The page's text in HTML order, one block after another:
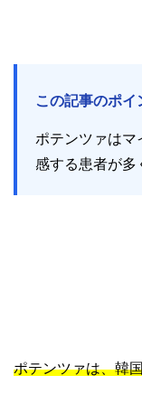
この記事のポイ
ポテンツァはマ
感する患者が多
ポテンツァは、韓